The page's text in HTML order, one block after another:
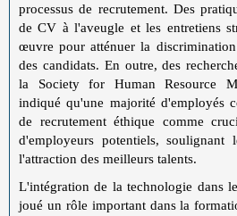
processus de recrutement. Des
de CV à l'aveugle et les entretiens
œuvre pour atténuer la
des candidats. En outre, des
la Society for Human Resource
indiqué qu'une majorité d'employés
de recrutement éthique comme
d'employeurs potentiels,
l'attraction des meilleurs talents.
L'intégration de la technologie dans
joué un rôle important dans la